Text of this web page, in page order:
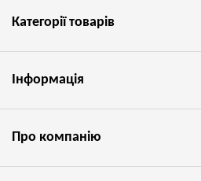
Категорії товарів
Інформація
Про компанію